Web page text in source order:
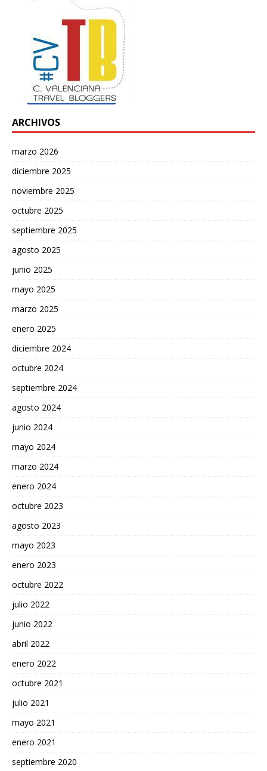
ARCHIVOS
marzo 2026
diciembre 2025
noviembre 2025
octubre 2025
septiembre 2025
agosto 2025
junio 2025
mayo 2025
marzo 2025
enero 2025
diciembre 2024
octubre 2024
septiembre 2024
agosto 2024
junio 2024
mayo 2024
marzo 2024
enero 2024
octubre 2023
agosto 2023
mayo 2023
enero 2023
octubre 2022
julio 2022
junio 2022
abril 2022
enero 2022
octubre 2021
julio 2021
mayo 2021
enero 2021
septiembre 2020